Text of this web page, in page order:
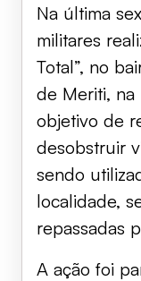
Na última
militares
Total”, no
de Meriti, na
objetivo de
desobstruir
sendo
localidade,
repassadas
A ação foi